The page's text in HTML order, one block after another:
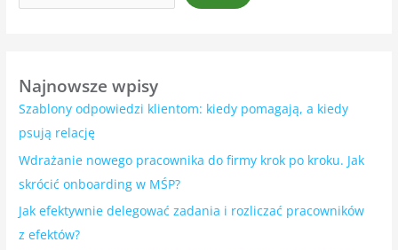
Najnowsze wpisy
Szablony odpowiedzi klientom: kiedy pomagają, a kiedy
psują relację
Wdrażanie nowego pracownika do firmy krok po kroku. Jak
skrócić onboarding w MŚP?
Jak efektywnie delegować zadania i rozliczać pracowników
z efektów?